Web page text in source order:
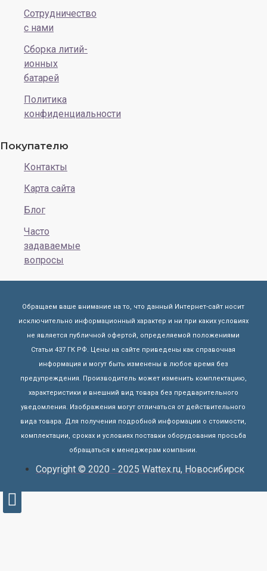
Сотрудничество
с нами
Сборка литий-
ионных
батарей
Политика
конфиденциальности
Покупателю
Контакты
Карта сайта
Блог
Часто
задаваемые
вопросы
Обращаем ваше внимание на то, что данный Интернет-сайт носит
исключительно информационный характер и ни при каких условиях
не является публичной офертой, определяемой положениями
Статьи 437 ГК РФ. Цены на сайте приведены как справочная
информация и могут быть изменены в любое время без
предупреждения. Производитель может изменить комплектацию,
характеристики и внешний вид товара без предварительного
уведомления. Изображения могут отличаться от действительного
вида товара. Для получения подробной информации о стоимости,
комплектации, сроках и условиях поставки оборудования просьба
обращаться к менеджерам компании.
Copyright © 2020 - 2025 Wattex.ru, Новосибирск